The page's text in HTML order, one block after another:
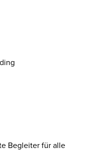
Begleiter für alle